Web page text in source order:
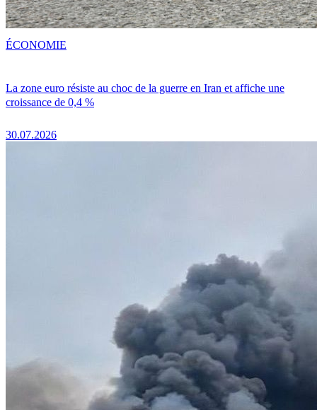
La zone euro résiste au choc de la guerre en Iran et affiche une
croissance de 0,4 %
30.07.2026
ÉCONOMIE